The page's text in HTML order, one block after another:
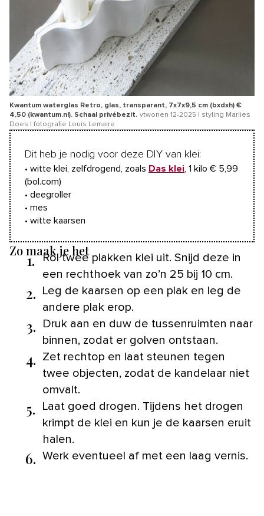
Kwantum waterglas Retro, glas, transparant, 7x7x9,5 cm (bxdxh) €
4,50 (kwantum.nl). Schaal privébezit. vtwonen 12-2025 | styling Marlies
Does | fotografie Louis Lemaire
Dit heb je nodig voor deze DIY van klei:
• witte klei, zelfdrogend, zoals Das klei , 1 kilo € 5,99
(bol.com)
• deegroller
• mes
• witte kaarsen
Zo maak je het
1.
Rol twee plakken klei uit. Snijd deze in
een rechthoek van zo’n 25 bij 10 cm.
2.
Leg de kaarsen op een plak en leg de
andere plak erop.
3.
Druk aan en duw de tussenruimten naar
binnen, zodat er golven ontstaan.
4.
Zet rechtop en laat steunen tegen
twee objecten, zodat de kandelaar niet
omvalt.
5.
Laat goed drogen. Tijdens het drogen
krimpt de klei en kun je de kaarsen eruit
halen.
6. Werk eventueel af met een laag vernis.